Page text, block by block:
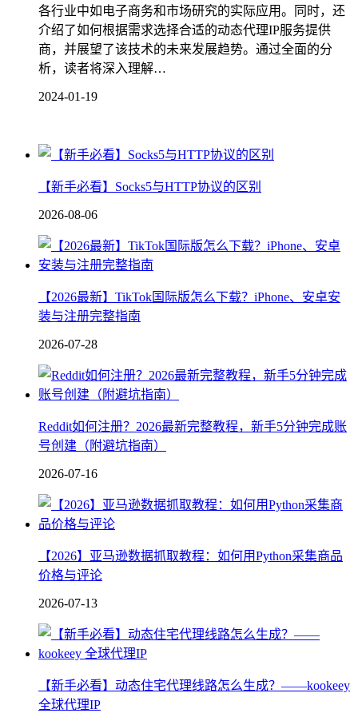
各行业中如电子商务和市场研究的实际应用。同时，还
介绍了如何根据需求选择合适的动态代理IP服务提供
商，并展望了该技术的未来发展趋势。通过全面的分
析，读者将深入理解…
2024-01-19
【新手必看】Socks5与HTTP协议的区别
2026-08-06
【2026最新】TikTok国际版怎么下载？iPhone、安卓安
装与注册完整指南
2026-07-28
Reddit如何注册？2026最新完整教程，新手5分钟完成账
号创建（附避坑指南）
2026-07-16
【2026】亚马逊数据抓取教程：如何用Python采集商品
价格与评论
2026-07-13
【新手必看】动态住宅代理线路怎么生成？——kookeey
全球代理IP